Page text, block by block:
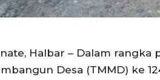
Halbar – Dalam rangka
Desa (TMMD) ke